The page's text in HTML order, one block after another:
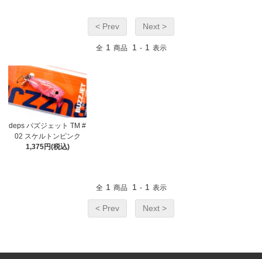
< Prev Next >
全 1 商品 1 - 1 表示
deps バズジェット TM #
02 スケルトンピンク
1,375円(税込)
全 1 商品 1 - 1 表示
< Prev Next >